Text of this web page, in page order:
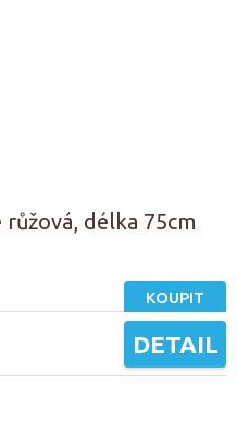
délka 75cm
KOUPIT
DETAIL